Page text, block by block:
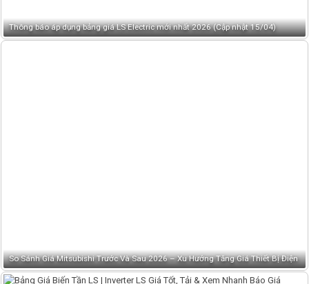
Thông báo áp dụng bảng giá LS Electric mới nhất 2026 (Cập nhật 15/04)
So Sánh Giá Mitsubishi Trước Và Sau 2026 – Xu Hướng Tăng Giá Thiết Bị Điện